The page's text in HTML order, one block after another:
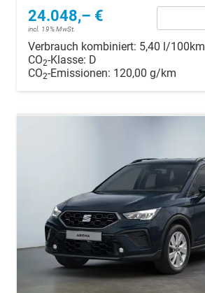
24.048,– €
incl. 19% MwSt.
Verbrauch kombiniert: 5,40 l/100km
CO2-Klasse: D
CO2-Emissionen: 120,00 g/km